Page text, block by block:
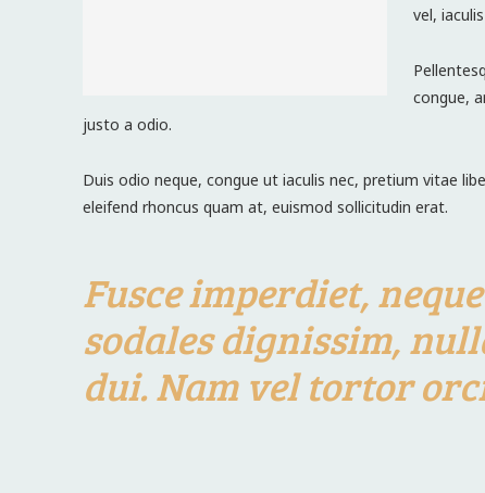
vel,
congue,
justo a odio.
Duis odio neque, congue ut iaculis nec, pretium vitae
eleifend rhoncus quam at, euismod sollicitudin erat.
Fusce imperdiet,
sodales dignissim,
dui. Nam vel tortor